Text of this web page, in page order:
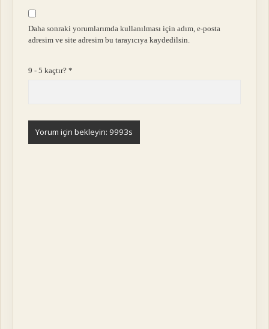
Daha sonraki yorumlarımda kullanılması için adım, e-posta
adresim ve site adresim bu tarayıcıya kaydedilsin.
9 - 5 kaçtır?*